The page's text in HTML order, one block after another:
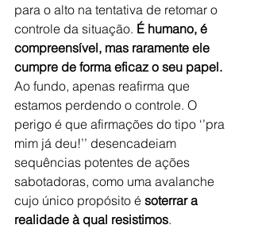
para o alto na tentativa de retomar o
controle da situação. É humano, é
compreensível, mas raramente ele
cumpre de forma eficaz o seu papel.
Ao fundo, apenas reafirma que
estamos perdendo o controle. O
perigo é que afirmações do tipo ‘’pra
mim já deu!’’ desencadeiam
sequências potentes de ações
sabotadoras, como uma avalanche
cujo único propósito é soterrar a
realidade à qual resistimos.